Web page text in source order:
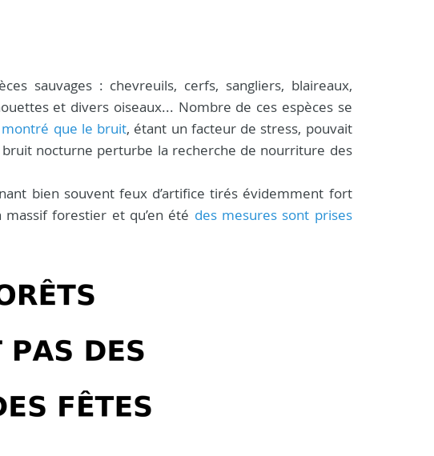
sauvages : chevreuils, cerfs, sangliers, blaireaux,
et divers oiseaux... Nombre de ces espèces se
que le bruit, étant un facteur de stress, pouvait
nocturne perturbe la recherche de nourriture des
bien souvent feux d’artifice tirés évidemment fort
forestier et qu’en été des mesures sont prises